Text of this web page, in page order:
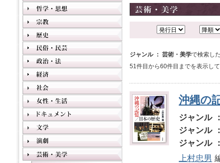
ジャンル ： 芸術・美学で検索し
51件目から60件目までを表示し
沖縄の
ジャンル
ジャンル
ジャンル
上村忠男